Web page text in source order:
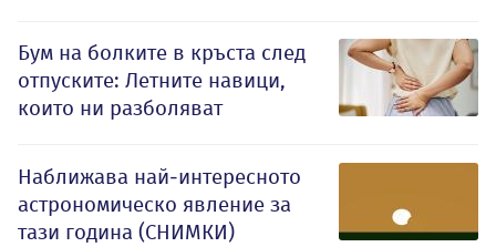
Бум на болките в кръста след
отпуските: Летните навици,
които ни разболяват
Наближава най-интересното
астрономическо явление за
тази година (СНИМКИ)